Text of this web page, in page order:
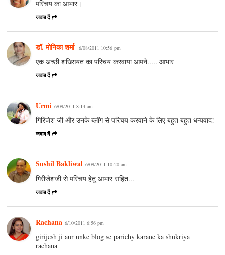
परिचय का आभार।
जवाब दें
डॉ. मोनिका शर्मा 6/08/2011 10:56 pm
एक अच्छी शख्सियत का परिचय करवाया आपने..... आभार
जवाब दें
Urmi 6/09/2011 8:14 am
गिरिजेश जी और उनके ब्लॉग से परिचय करवाने के लिए बहुत बहुत धन्यवाद!
जवाब दें
Sushil Bakliwal 6/09/2011 10:20 am
गिरीजेशजी से परिचय हेतु आभार सहित...
जवाब दें
Rachana 6/10/2011 6:56 pm
girijesh ji aur unke blog se parichy karane ka shukriya
rachana